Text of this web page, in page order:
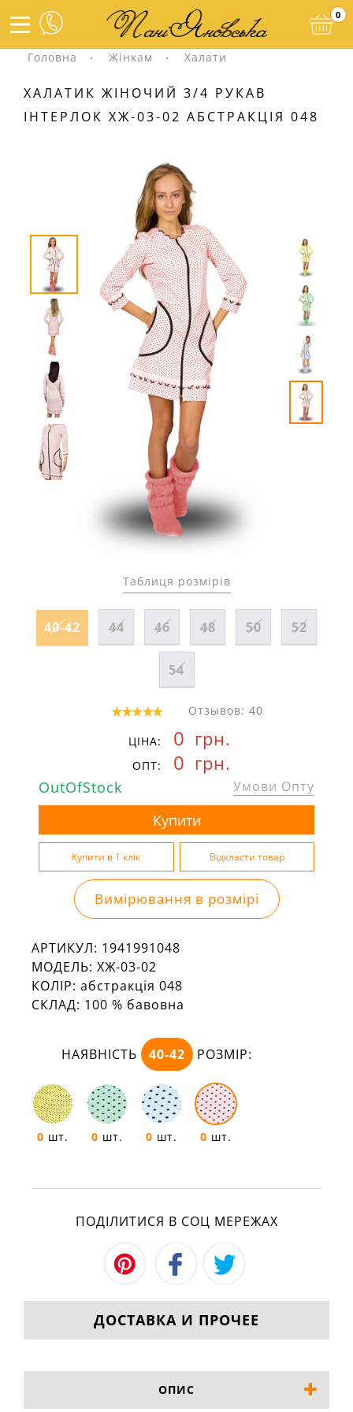
0
Головна Жінкам Халати
ХАЛАТИК ЖІНОЧИЙ 3/4 РУКАВ
ІНТЕРЛОК ХЖ-03-02 АБСТРАКЦІЯ 048
Таблиця розмірів
40-42 44 46 48 50 52
54
Отзывов: 40
ЦІНА: 0 грн.
ОПТ: 0 грн.
OutOfStock Умови Опту
Вимірювання в розмірі
АРТИКУЛ: 1941991048
МОДЕЛЬ: ХЖ-03-02
КОЛІР: абстракція 048
СКЛАД: 100 % бавовна
НАЯВНІСТЬ 40-42 РОЗМІР:
0 шт. 0 шт. 0 шт. 0 шт.
ПОДІЛИТИСЯ В СОЦ МЕРЕЖАХ
ДОСТАВКА И ПРОЧЕЕ
ОПИС